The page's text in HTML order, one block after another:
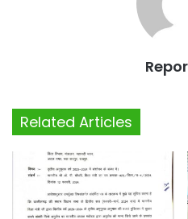
Related Articles